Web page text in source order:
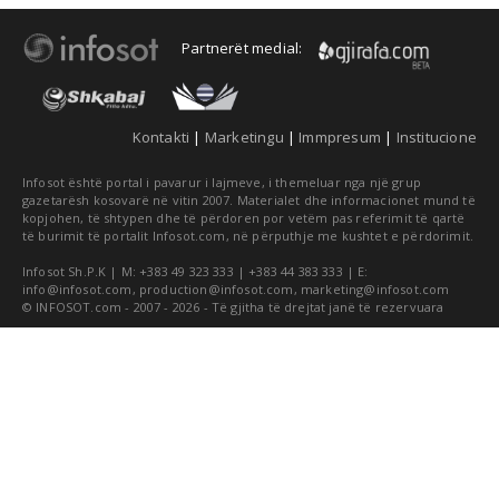
Partnerët medial:
Kontakti | Marketingu | Immpresum | Institucione
Infosot është portal i pavarur i lajmeve, i themeluar nga një grup
gazetarësh kosovarë në vitin 2007. Materialet dhe informacionet mund të
kopjohen, të shtypen dhe të përdoren por vetëm pas referimit të qartë
të burimit të portalit Infosot.com, në përputhje me kushtet e përdorimit.
Infosot Sh.P.K | M: +383 49 323 333 | +383 44 383 333 | E:
info@infosot.com , production@infosot.com , marketing@infosot.com
© INFOSOT.com - 2007 - 2026 - Të gjitha të drejtat janë të rezervuara